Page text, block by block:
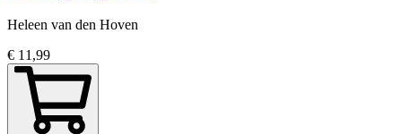
Heleen van den Hoven
€ 11,99